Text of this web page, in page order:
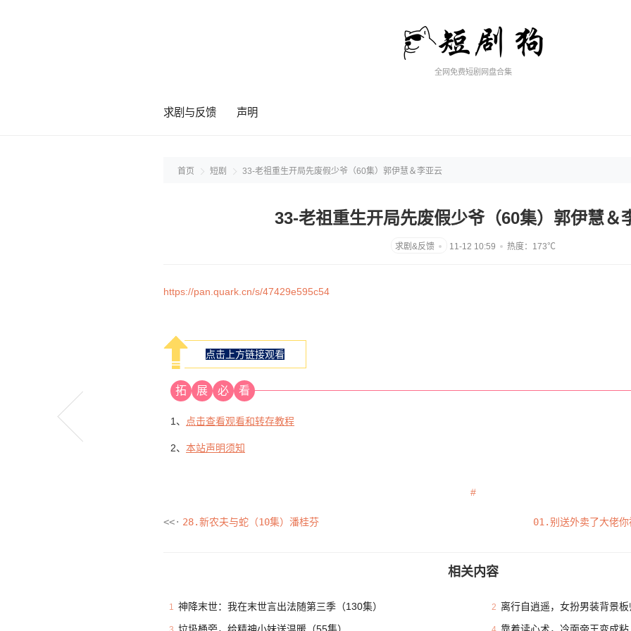
全网免费短剧网盘合集
求剧与反馈 声明
首页 短剧 33-老祖重生开局先废假少爷（60集）郭伊慧＆李亚云
33-老祖重生开局先废假少爷（60集）郭伊慧＆
11-12 10:59 热度：173℃
https://pan.quark.cn/s/47429e595c54
点击上方链接观看
拓 展 必 看
1、 点击查看观看和转存教程
2、 本站声明须知
28.新农夫与蛇（10集）潘桂芬 01.别送外卖了大佬
相关内容
1 神降末世：我在末世言出法随第三季（130集） 2 离行自逍遥，女扮男装背景板
垃圾桶旁，给精神小妹送温暖（55集） 靠着读心术，冷面帝王变成粘